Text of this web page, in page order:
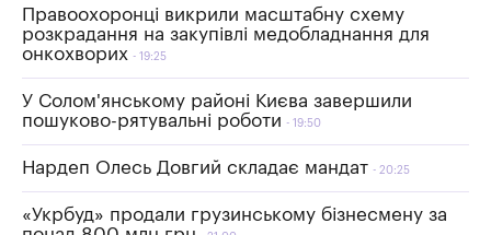
Правоохоронці викрили масштабну схему
розкрадання на закупівлі медобладнання для
онкохворих
19:25
У Солом'янському районі Києва завершили
пошуково-рятувальні роботи
19:50
Нардеп Олесь Довгий складає мандат 20:25
«Укрбуд» продали грузинському бізнесмену за